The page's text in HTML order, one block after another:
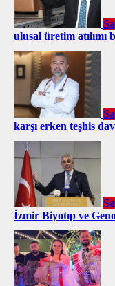
ulusal üretim atılımı
karşı erken teşhis
İzmir Biyotıp ve